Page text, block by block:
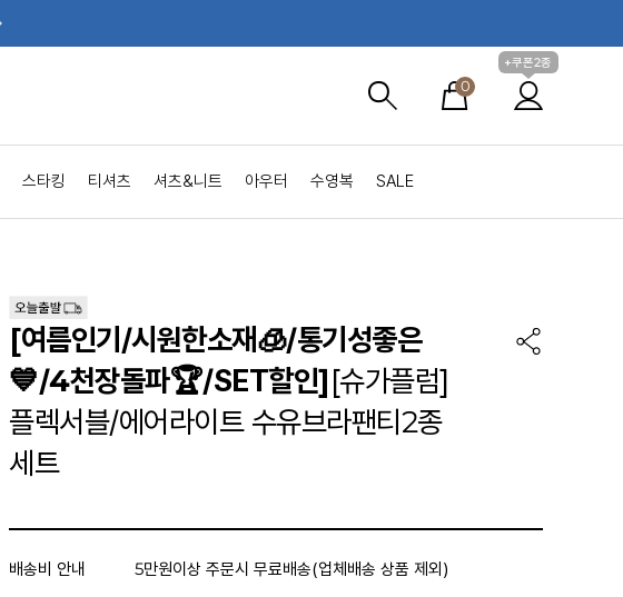
0
+쿠폰2종
스타킹 티셔츠 셔츠&니트 아우터 수영복 SALE
[여름인기/시원한소재🧊/통기성좋은
💙/4천장돌파🏆/SET할인][슈가플럼]
플렉서블/에어라이트 수유브라팬티2종
세트
배송비 안내 5만원이상 주문시 무료배송(업체배송 상품 제외)